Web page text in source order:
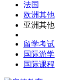
法国
欧洲其他
亚洲其他
留学考试
国际游学
国际课程